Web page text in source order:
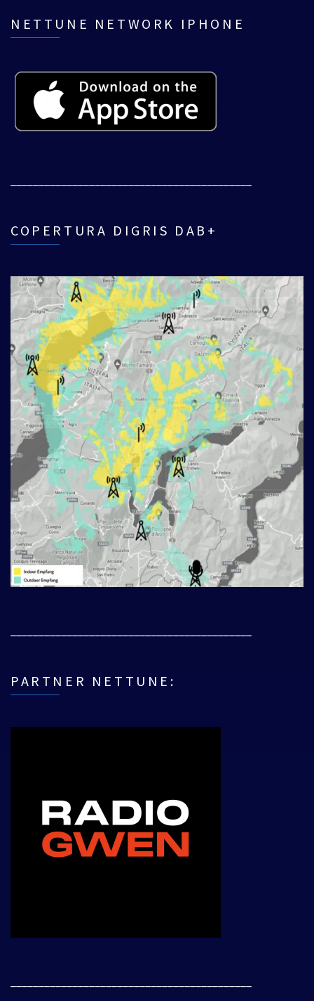
NETTUNE NETWORK IPHONE
COPERTURA DIGRIS DAB+
PARTNER NETTUNE: